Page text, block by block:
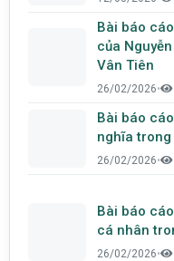
Bài báo
của
Vân Tiên
26/02/2026•
Bài báo
nghĩa
26/02/2026•
Bài báo
cá nhân
26/02/2026•